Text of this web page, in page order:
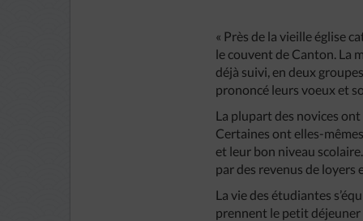
« Près de la vieille église
le couvent de Canton. La
déjà suivi, en deux
prononcé leurs voeux et
La plupart des novices
Certaines ont elles-
et leur bon niveau
par des revenus de loyers
La vie des étudiantes
prennent le petit déjeuner